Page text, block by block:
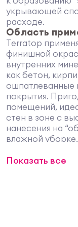
укрывающей
расходе.
Область
Terratop
финишной
внутренних
как бетон,
ошпатлеванные
покрытия.
помещений,
стен в зоне с
нанесения на
влажной
матовыми
Показать все